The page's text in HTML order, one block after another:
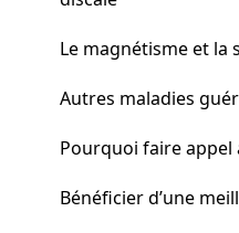
Le magnétisme et la
Autres maladies
Pourquoi faire
Bénéficier d’une